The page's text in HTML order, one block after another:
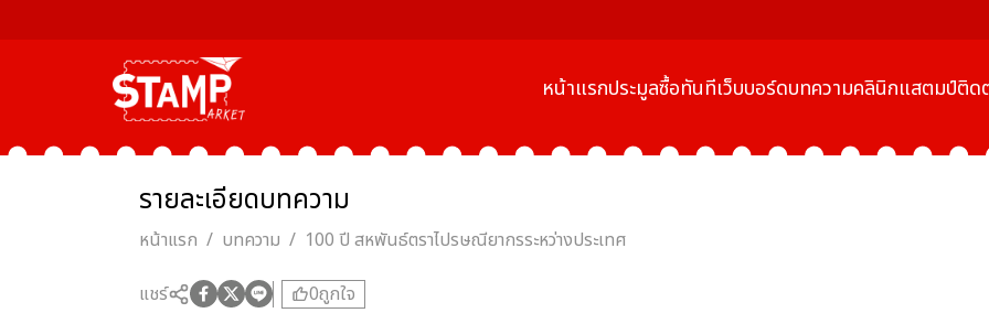
หน้าแรกประมูลซื้อทันทีเว็บบอร์ดบทความคลินิกแสตมป์ติด
รายละเอียดบทความ
หน้าแรก / บทความ / 100 ปี สหพันธ์ตราไปรษณียากรระหว่างประเทศ
แชร์ 0ถูกใจ